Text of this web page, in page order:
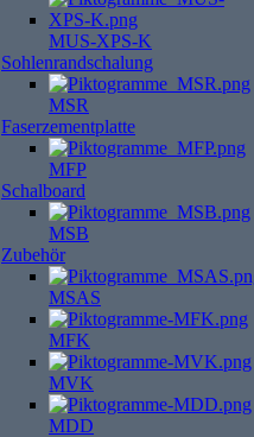
MUS-XPS-K
Sohlenrandschalung
MSR
Faserzementplatte
MFP
Schalboard
MSB
Zubehör
MSAS
MFK
MVK
MDD